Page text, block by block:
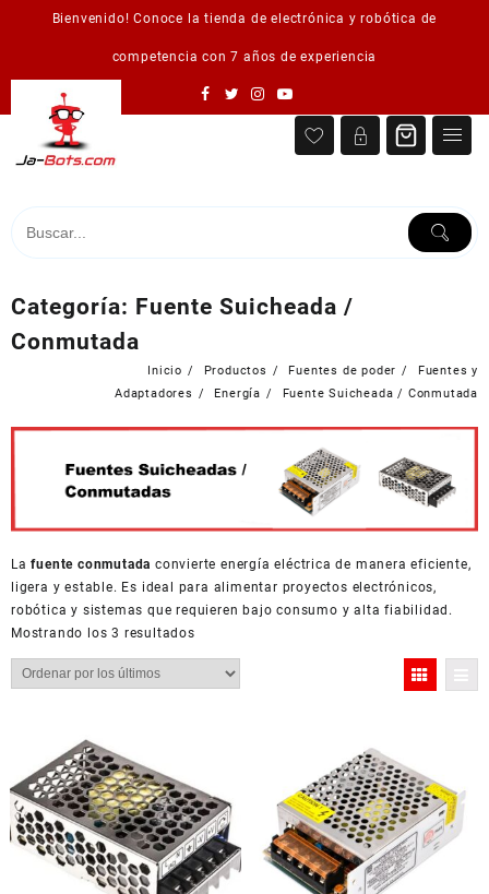
Bienvenido! Conoce la tienda de electrónica y robótica de
competencia con 7 años de experiencia
Categoría: Fuente Suicheada /
Conmutada
Inicio Productos Fuentes de poder
Fuentes y
Adaptadores
Energía Fuente Suicheada / Conmutada
Lafuente conmutada convierte energía eléctrica de manera eficiente,
ligera y estable. Es ideal para alimentar proyectos electrónicos,
robótica y sistemas que requieren bajo consumo y alta fiabilidad.
Mostrando los 3 resultadosOrdenado
por